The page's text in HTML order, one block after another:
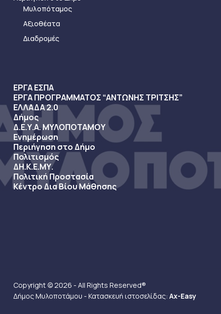
Μυλοπόταμος
Αξιοθέατα
Διαδρομές
ΕΡΓΑ ΕΣΠΑ
ΕΡΓΑ ΠΡΟΓΡΑΜΜΑΤΟΣ “ΑΝΤΩΝΗΣ ΤΡΙΤΣΗΣ”
ΕΛΛΑΔΑ 2.0
Δήμος
Δ.Ε.Υ.Α. ΜΥΛΟΠΟΤΑΜΟΥ
Ενημέρωση
Περιήγηση στο Δήμο
Πολιτισμός
ΔΗ.Κ.Ε.ΜΥ.
Πολιτική Προστασία
Κέντρο Δια Βίου Μάθησης
Copyright © 2026 - All Rights Reserved®
Δήμος Μυλοποτάμου - Κατασκευή ιστοσελίδας: Ax-Easy